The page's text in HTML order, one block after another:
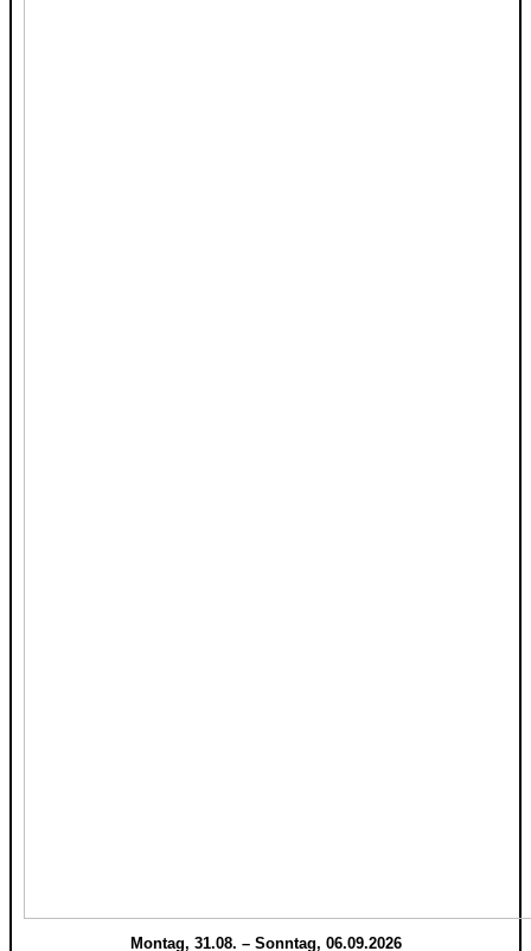
Montag, 31.08. – Sonntag, 06.09.2026